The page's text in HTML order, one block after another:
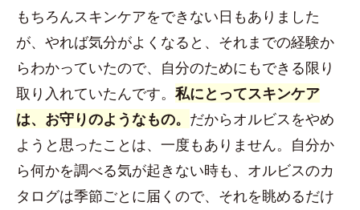
もちろんスキンケアをできない日もありました
が、やれば気分がよくなると、それまでの経験か
らわかっていたので、自分のためにもできる限り
取り入れていたんです。 私にとってスキンケア
は、お守りのようなもの。 だからオルビスをやめ
ようと思ったことは、一度もありません。自分か
ら何かを調べる気が起きない時も、オルビスのカ
タログは季節ごとに届くので、それを眺めるだけ